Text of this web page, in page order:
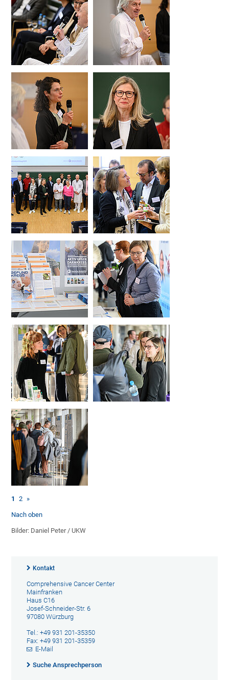
1 2 »
Nach oben
Bilder: Daniel Peter / UKW
Kontakt
Comprehensive Cancer Center
Mainfranken
Haus C16
Josef-Schneider-Str. 6
97080 Würzburg
Tel.: +49 931 201-35350
Fax: +49 931 201-35359
E-Mail
Suche Ansprechperson